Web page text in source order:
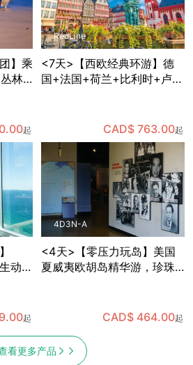
】乘
林
起
RedLine
<7天>【西欧经典环游】德
国+法国+荷兰+比利时+卢森
CAD$ 763.00起
动物
(布
起
4D3N-A
<4天>【零压力玩岛】美国
夏威夷欧胡岛精华游，珍珠
CAD$ 464.00起
看更多产品